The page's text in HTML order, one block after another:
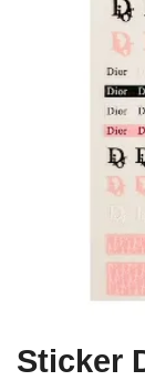
Sticker